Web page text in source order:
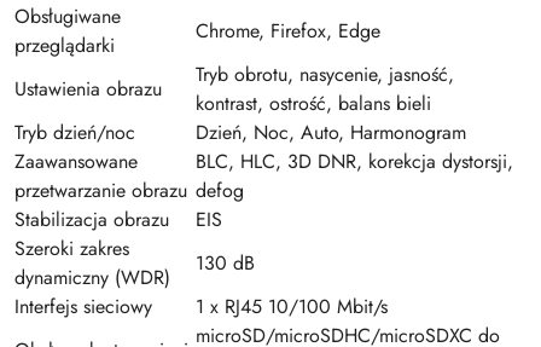
Obsługiwane
przeglądarki
Chrome, Firefox, Edge
Ustawienia obrazu
Tryb obrotu, nasycenie, jasność,
kontrast, ostrość, balans bieli
Tryb dzień/noc
Dzień, Noc, Auto, Harmonogram
Zaawansowane
przetwarzanie obrazu
BLC, HLC, 3D DNR, korekcja dystorsji,
defog
Stabilizacja obrazu
EIS
Szeroki zakres
dynamiczny (WDR)
130 dB
Interfejs sieciowy
1 x RJ45 10/100 Mbit/s
microSD/microSDHC/microSDXC do